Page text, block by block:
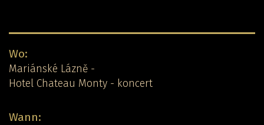
Wo:
Mariánské Lázně -
Hotel Chateau Monty - koncert
Wann: